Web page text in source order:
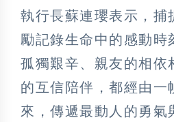
執行長蘇連瓔表示，捕
勵記錄生命中的感動時
孤獨艱辛、親友的相依
的互信陪伴，都經由一
來，傳遞最動人的勇氣